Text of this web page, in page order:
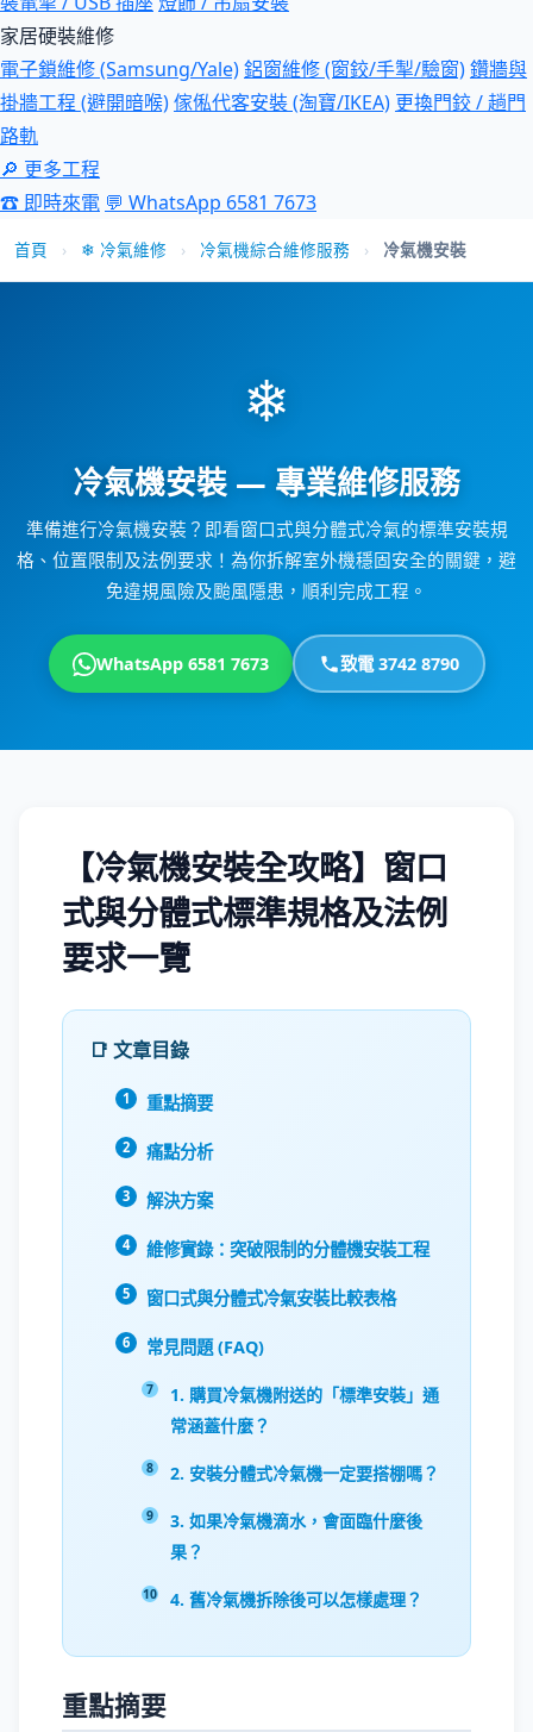
家居硬裝維修
電子鎖維修 (Samsung/Yale)鋁窗維修 (窗鉸/手掣/驗窗)鑽牆與
掛牆工程 (避開暗喉)傢俬代客安裝 (淘寶/IKEA) 更換門鉸 / 趟門
路軌
🔎 更多工程
☎ 即時來電 💬 WhatsApp 6581 7673
首頁 › ❄ 冷氣維修 › 冷氣機綜合維修服務 › 冷氣機安裝
❄
冷氣機安裝 — 專業維修服務
準備進行冷氣機安裝？即看窗口式與分體式冷氣的標準安裝規
格、位置限制及法例要求！為你拆解室外機穩固安全的關鍵，避
免違規風險及颱風隱患，順利完成工程。
WhatsApp 6581 7673 致電 3742 8790
【冷氣機安裝全攻略】窗口
式與分體式標準規格及法例
要求一覽
📑 文章目錄
重點摘要
痛點分析
解決方案
維修實錄：突破限制的分體機安裝工程
窗口式與分體式冷氣安裝比較表格
常見問題 (FAQ)
1. 購買冷氣機附送的「標準安裝」通
常涵蓋什麼？
2. 安裝分體式冷氣機一定要搭棚嗎？
3. 如果冷氣機滴水，會面臨什麼後
果？
4. 舊冷氣機拆除後可以怎樣處理？
重點摘要